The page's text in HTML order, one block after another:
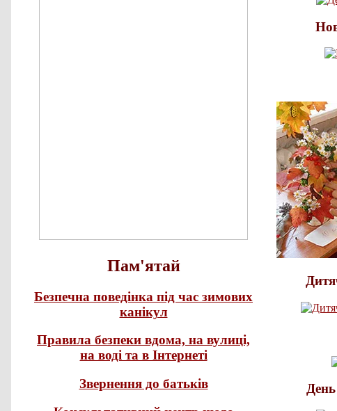
Пам'ятай
Безпечна поведінка під час зимових
канікул
Правила безпеки вдома, на вулиці,
на воді та в Інтернеті
Звернення до батьків
День